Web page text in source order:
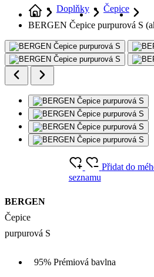
Doplňky
Čepice
BERGEN Čepice purpurová S
BERGEN
Čepice
purpurová S
Přidat do
seznamu
95% Prémiová bavlna